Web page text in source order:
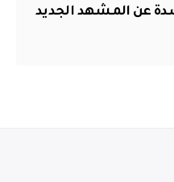
عن المشهد الجديد